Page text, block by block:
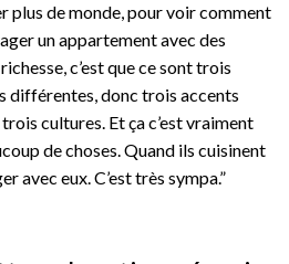
plus de monde, pour voir comment
un appartement avec des
c’est que ce sont trois
différentes, donc trois accents
cultures. Et ça c’est vraiment
de choses. Quand ils cuisinent
avec eux. C’est très sympa.”